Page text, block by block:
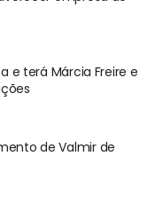
e terá Márcia Freire e
de Valmir de